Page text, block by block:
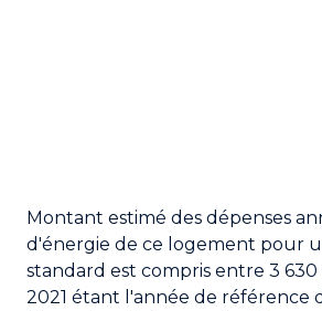
Montant estimé des dépenses
d'énergie de ce logement pour
standard est compris entre 3 630
2021 étant l'année de référence